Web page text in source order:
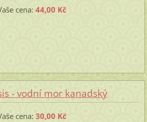
cena: 44,00 Kč
- vodní mor kanadský
cena: 30,00 Kč